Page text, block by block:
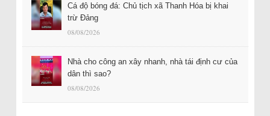
Cá độ bóng đá: Chủ tịch xã Thanh Hóa bị khai
trừ Đảng
08/08/2026
Nhà cho công an xây nhanh, nhà tái định cư của
dân thì sao?
08/08/2026